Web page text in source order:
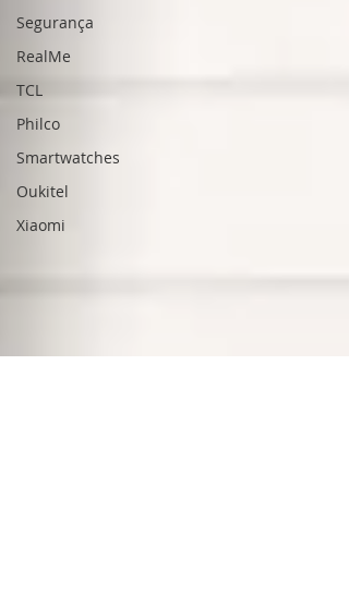
Segurança
RealMe
TCL
Philco
Smartwatches
Oukitel
Xiaomi